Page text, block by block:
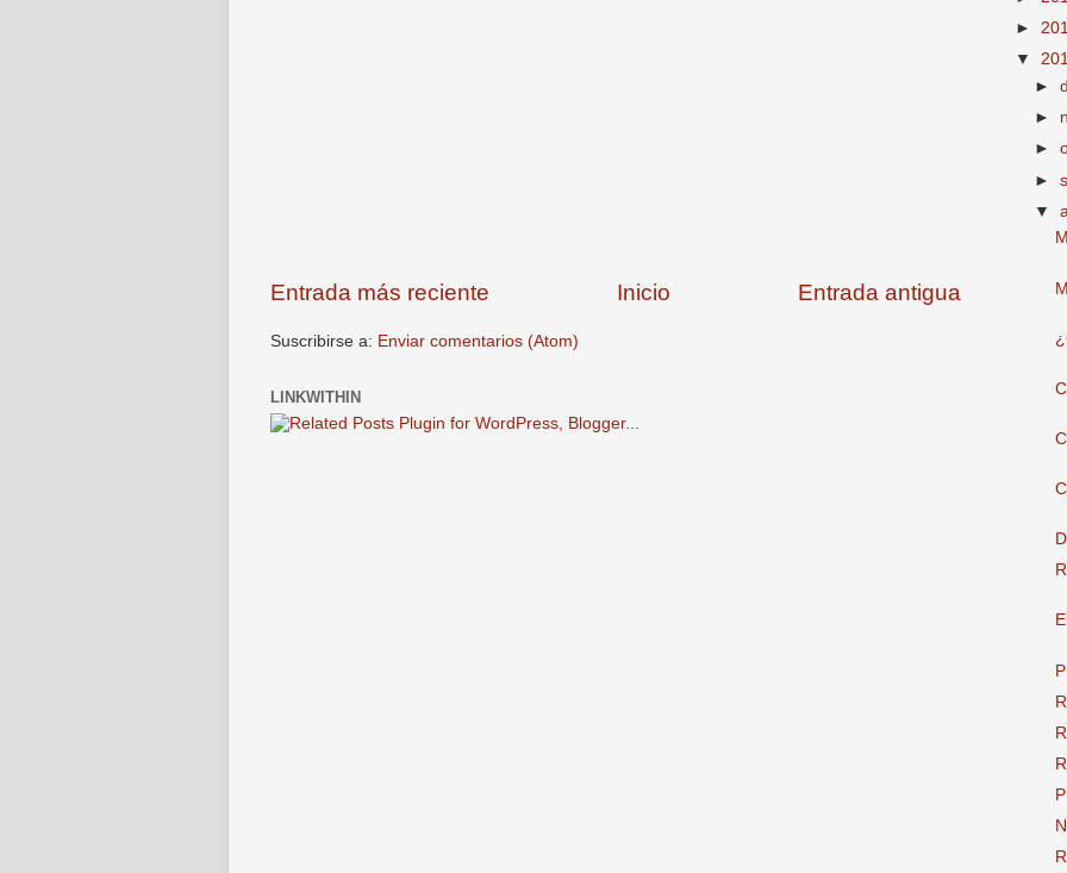
Entrada más reciente Entrada antigua
Inicio
Suscribirse a: Enviar comentarios (Atom)
LINKWITHIN
►
▼
►
►
►
►
▼